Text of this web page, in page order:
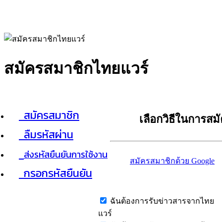
สมัครสมาชิกไทยแวร์
สมัครสมาชิก
ลืมรหัสผ่าน
ส่งรหัสยืนยันการใช้งาน
กรอกรหัสยืนยัน
เลือกวิธีในการส
สมัครสมาชิกด้วย Google
ฉันต้องการรับข่าวสารจากไทย
แวร์